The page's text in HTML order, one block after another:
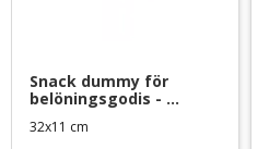
Snack dummy för
belöningsgodis -
32x11 cm